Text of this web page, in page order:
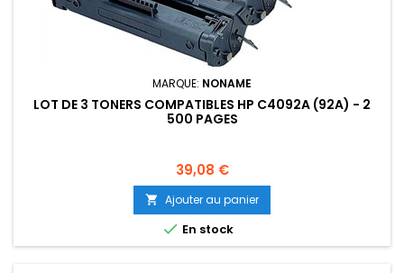
MARQUE: NONAME
LOT DE 3 TONERS COMPATIBLES HP C4092A (92A) - 2
500 PAGES
Prix
39,08 €
 Ajouter au panier
 En stock